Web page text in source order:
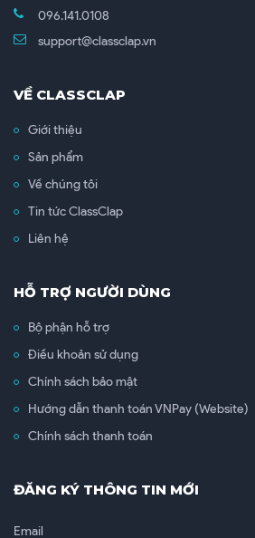
096.141.0108
support@classclap.vn
VỀ CLASSCLAP
Giới thiệu
Sản phẩm
Về chúng tôi
Tin tức ClassClap
Liên hệ
HỖ TRỢ NGƯỜI DÙNG
Bộ phận hỗ trợ
Điều khoản sử dụng
Chính sách bảo mật
Hướng dẫn thanh toán VNPay (Website)
Chính sách thanh toán
ĐĂNG KÝ THÔNG TIN MỚI